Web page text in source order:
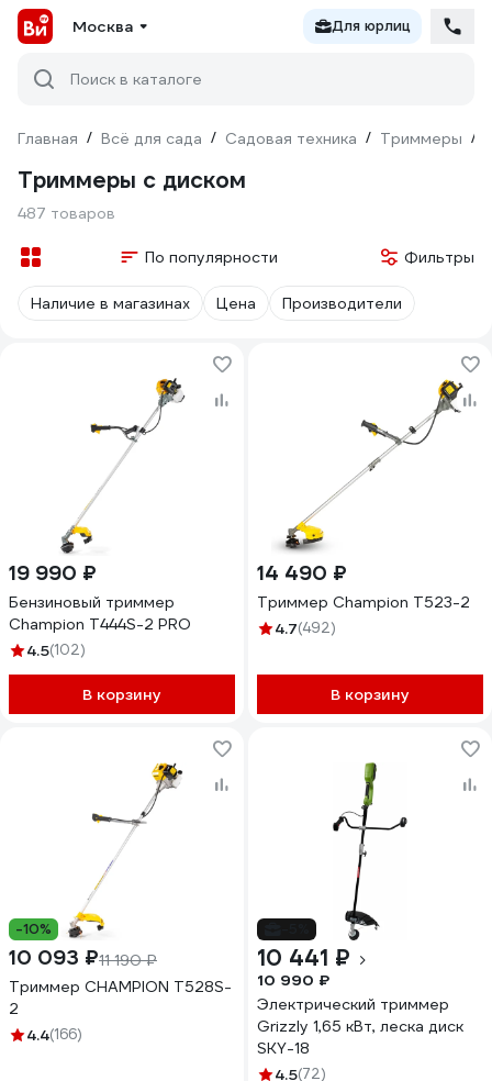
Москва Для юрлиц
Поиск в каталоге
Главная / Всё для сада / Садовая техника / Триммеры /
Триммеры с диском
487 товаров
По популярности Фильтры
Наличие в магазинах Цена Производители
19 990 ₽
Бензиновый триммер
Champion T444S-2 PRO
4.5(102)
В корзину
14 490 ₽
Триммер Champion Т523-2
4.7(492)
В корзину
-10%
10 093 ₽11 190 ₽
Триммер CHAMPION T528S-
2
4.4(166)
10 441 ₽
10 990 ₽
Электрический триммер
Grizzly 1,65 кВт, леска диск
SKY-18
4.5(72)